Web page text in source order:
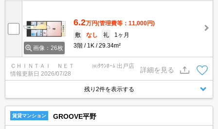
画像：26枚
6.2万円(管理費等：11,000円)
敷
なし 礼
1ヶ月
3階
1K 29.34m²
ＣＨＩＮＴＡＩ ＮＥＴ ㈱ﾀｳﾝﾎｰﾑ 出戸店
情報更新日 2026/07/28
詳細を見る
残り2件を表示する
賃貸マンション GROOVE平野